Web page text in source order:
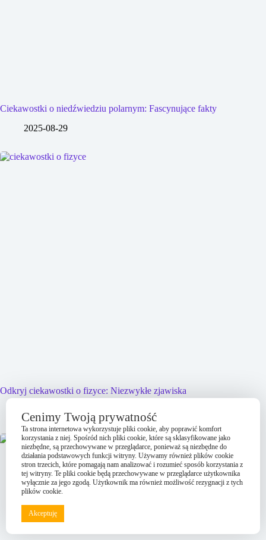
Ciekawostki o niedźwiedziu polarnym: Fascynujące fakty
2025-08-29
Odkryj ciekawostki o fizyce: Niezwykłe zjawiska
2025-08-29
Cenimy Twoją prywatność
Ta strona internetowa wykorzystuje pliki cookie, aby poprawić komfort
korzystania z niej. Spośród nich pliki cookie, które są sklasyfikowane jako
niezbędne, są przechowywane w przeglądarce, ponieważ są niezbędne do
działania podstawowych funkcji witryny. Używamy również plików cookie
stron trzecich, które pomagają nam analizować i rozumieć sposób korzystania z
tej witryny. Te pliki cookie będą przechowywane w przeglądarce użytkownika
wyłącznie za jego zgodą. Użytkownik ma również możliwość rezygnacji z tych
plików cookie.
Akceptuję